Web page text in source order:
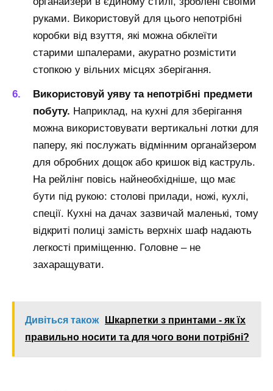
руками. Використовуй для цього непотрібні
коробки від взуття, які можна обклеїти
старими шпалерами, акуратно розмістити
стопкою у вільних місцях зберігання.
Використовуй уяву та непотрібні предмети
побуту. Наприклад, на кухні для зберігання
можна використовувати вертикальні лотки для
паперу, які послужать відмінним органайзером
для обробних дощок або кришок від каструль.
На рейлінг повісь найнеобхідніше, що має
бути під рукою: столові прилади, ножі, кухлі,
спеції. Кухні на дачах зазвичай маленькі, тому
відкриті полиці замість верхніх шаф надають
легкості приміщенню. Головне – не
захаращувати.
Дивіться також
Шкарпетки з принтами - як їх
правильно носити та для чого вони потрібні?